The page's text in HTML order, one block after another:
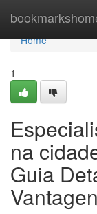
Home
Home
1
na
Guia